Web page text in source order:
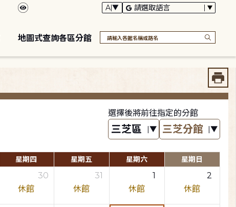
地圖式查詢各區分館
選擇後將前往指定的分館
星期四 星期五 星期六 星期日
30
休館
31
休館
1
休館
2
休館